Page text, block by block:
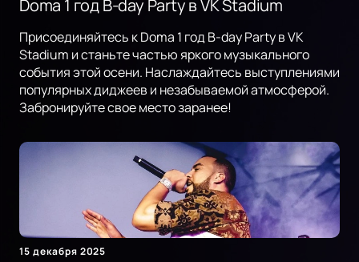
Doma 1 год B-day Party в VK Stadium
Присоединяйтесь к Doma 1 год B-day Party в VK
Stadium и станьте частью яркого музыкального
события этой осени. Наслаждайтесь выступлениями
популярных диджеев и незабываемой атмосферой.
Забронируйте свое место заранее!
15 декабря 2025